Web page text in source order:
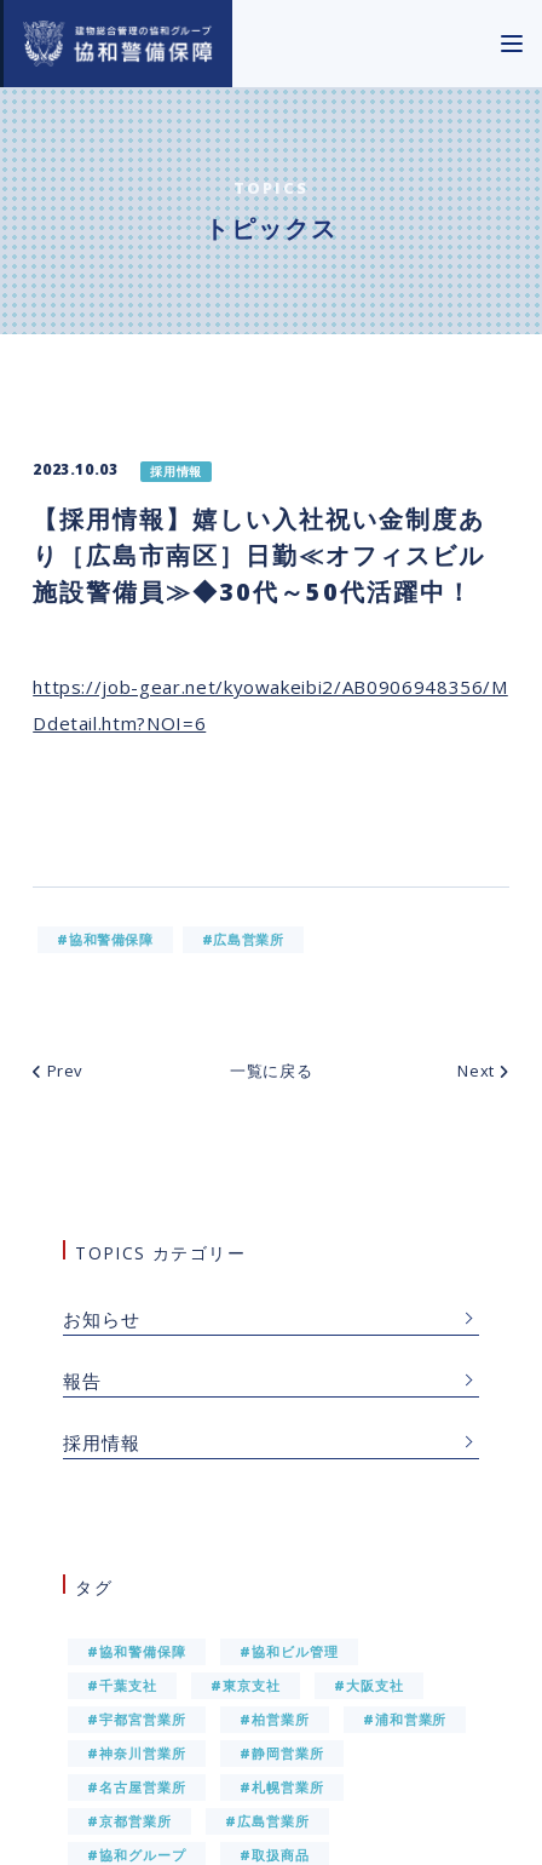
TOPICS
トピックス
TOPICS カテゴリー
お知らせ
報告
採用情報
タグ
#協和警備保障
#協和ビル管理
#千葉支社
#東京支社
#大阪支社
#宇都宮営業所
#柏営業所
#浦和営業所
#神奈川営業所
#静岡営業所
#名古屋営業所
#札幌営業所
#京都営業所
#広島営業所
#協和グループ
#取扱商品
2023.10.03 採用情報
【採用情報】嬉しい入社祝い金制度あ
り［広島市南区］日勤≪オフィスビル
施設警備員≫◆30代～50代活躍中！
https://job-gear.net/kyowakeibi2/AB0906948356/M
Ddetail.htm?NOI=6
#協和警備保障 #広島営業所
Prev 一覧に戻る Next